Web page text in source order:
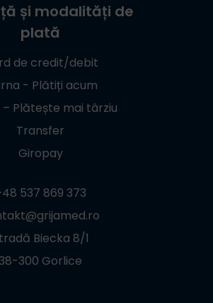
și modalități de
plată
de credit/debit
- Plătiți acum
– Plătește mai târziu
Transfer
Giropay
537 869 373
Biecka 8/1
38-300 Gorlice